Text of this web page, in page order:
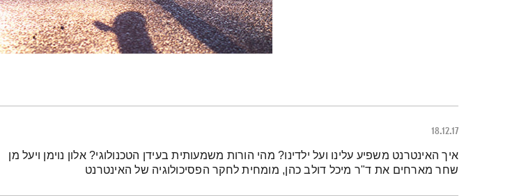
18.12.17
תמצית הפודקאסט
איך האינטרנט משפיע עלינו ועל ילדינו? מהי הורות משמעותית בעידן הטכנולוגי? אלון נוימן ויעל מן
שחר מארחים את ד"ר מיכל דולב כהן, מומחית לחקר הפסיכולוגיה של האינטרנט